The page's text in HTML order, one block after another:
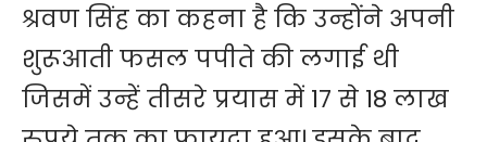
श्रवण सिंह का कहना है कि उन्होंने अपनी
शुरूआती फसल पपीते की लगाई थी
जिसमें उन्हें तीसरे प्रयास में 17 से 18 लाख